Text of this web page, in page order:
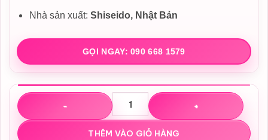
Nhà sản xuất: Shiseido, Nhật Bản
GỌI NGAY: 090 668 1579
Viên uống trắng da Pure White Shiseido Nhật Bản mẫu
THÊM VÀO GIỎ HÀNG